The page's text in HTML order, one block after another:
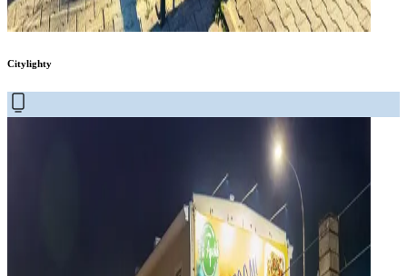
Citylighty